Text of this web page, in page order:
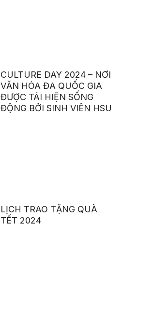
CULTURE DAY 2024 – NƠI
VĂN HÓA ĐA QUỐC GIA
ĐƯỢC TÁI HIỆN SỐNG
ĐỘNG BỞI SINH VIÊN HSU
LỊCH TRAO TẶNG QUÀ
TẾT 2024